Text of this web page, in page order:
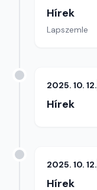
Hírek
Lapszemle
2025. 10. 12.
Hírek
2025. 10. 12.
Hírek